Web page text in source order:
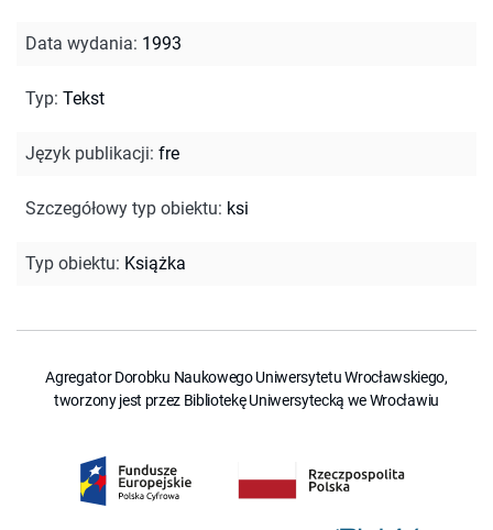
Data wydania: 1993
Typ: Tekst
Język publikacji: fre
Szczegółowy typ obiektu: ksi
Typ obiektu: Książka
Agregator Dorobku Naukowego Uniwersytetu Wrocławskiego,
tworzony jest przez Bibliotekę Uniwersytecką we Wrocławiu